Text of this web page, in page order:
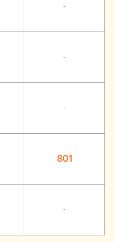
-
-
-
801
-